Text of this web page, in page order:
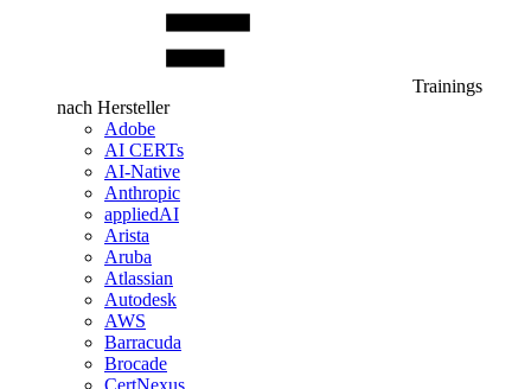
Trainings
nach Hersteller
Adobe
AI CERTs
AI-Native
Anthropic
appliedAI
Arista
Aruba
Atlassian
Autodesk
AWS
Barracuda
Brocade
CertNexus